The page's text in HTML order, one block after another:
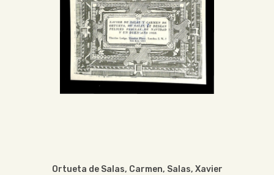
Ortueta de Salas, Carmen, Salas, Xavier